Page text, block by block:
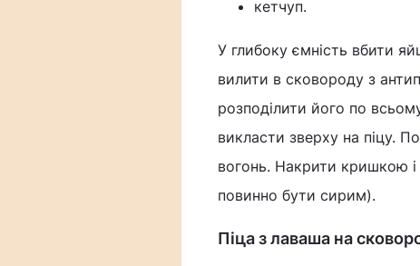
кетчуп.
У глибоку ємність вбити
вилити в сковороду з
розподілити його по
викласти зверху на піцу.
вогонь. Накрити кришкою і
повинно бути сирим).
Піца з лаваша на